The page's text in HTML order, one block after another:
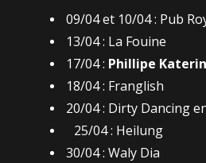
09/04 et 10/04 : Pub
13/04 : La Fouine
17/04 : Phillipe
18/04 : Franglish
20/04 : Dirty Dancing
25/04 : Heilung
30/04 : Waly Dia